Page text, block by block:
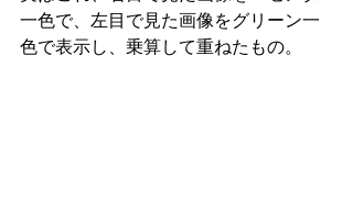
一色で、左目で見た画像をグリーン一
色で表示し、乗算して重ねたもの。